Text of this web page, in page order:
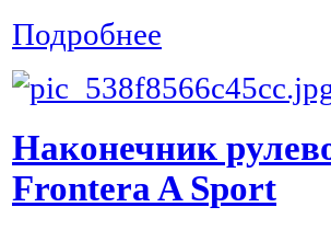
Подробнее
Наконечник
Frontera A Sport